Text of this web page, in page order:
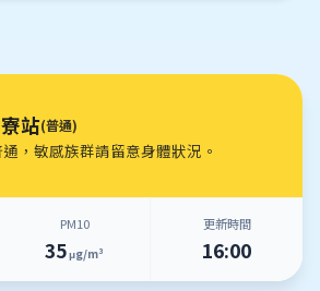
站(普通)
，敏感族群請留意身體狀況。
PM10
35μg/m³
更新時間
16:00